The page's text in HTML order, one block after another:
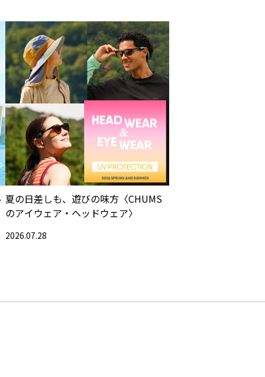
夏の日差しも、遊びの味方〈CHUMS
のアイウェア・ヘッドウェア〉
2026.07.28